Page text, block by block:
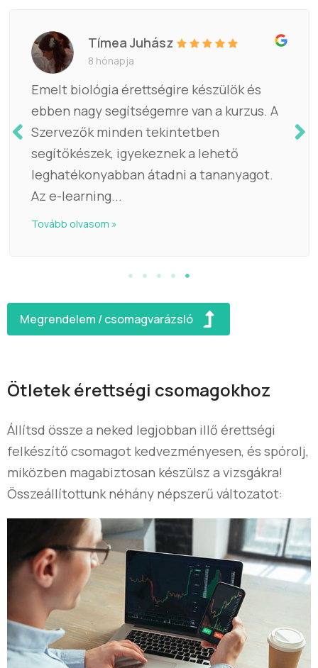
Tímea Juhász
8 hónapja
Emelt biológia érettségire készülök és
ebben nagy segítségemre van a kurzus. A
Szervezők minden tekintetben
segítőkészek, igyekeznek a lehető
leghatékonyabban átadni a tananyagot.
Az e-learning...
Tovább olvasom »
Megrendelem / csomagvarázsló
Ötletek érettségi csomagokhoz
Állítsd össze a neked legjobban illő érettségi
felkészítő csomagot kedvezményesen, és spórolj,
miközben magabiztosan készülsz a vizsgákra!
Összeállítottunk néhány népszerű változatot: